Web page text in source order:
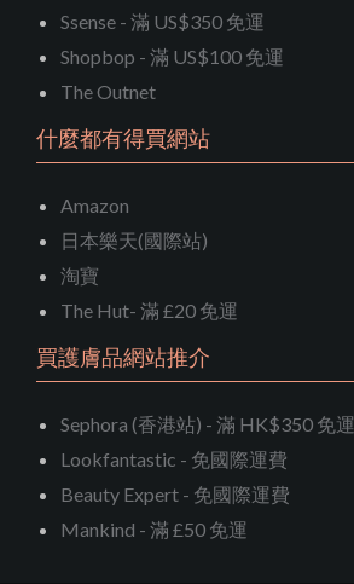
Ssense - 滿 US$350 免運
Shopbop - 滿 US$100 免運
The Outnet
什麼都有得買網站
Amazon
日本樂天(國際站)
淘寶
The Hut- 滿 £20 免運
買護膚品網站推介
Sephora (香港站) - 滿 HK$350 免運
Lookfantastic - 免國際運費
Beauty Expert - 免國際運費
Mankind - 滿 £50 免運